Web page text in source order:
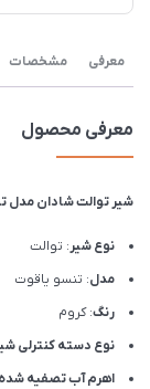
معرفی مشخصات
معرفی محصول
شیر توالت شادان مدل
نوع شیر: توالت
مدل: تنسو یاقوت
رنگ: کروم
نوع دسته کنترلی
اهرم آب تصفیه